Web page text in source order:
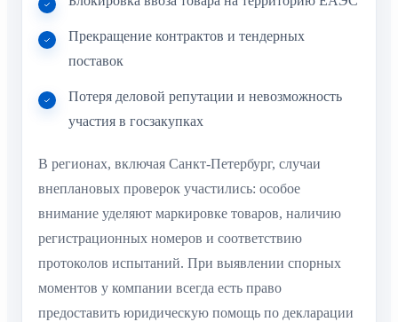
Прекращение контрактов и тендерных
поставок
Потеря деловой репутации и невозможность
участия в госзакупках
В регионах, включая Санкт-Петербург, случаи
внеплановых проверок участились: особое
внимание уделяют маркировке товаров, наличию
регистрационных номеров и соответствию
протоколов испытаний. При выявлении спорных
моментов у компании всегда есть право
предоставить юридическую помощь по декларации